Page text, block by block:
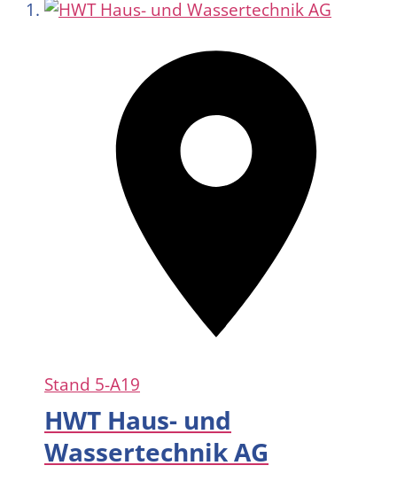
Stand 5-A19
HWT Haus- und
Wassertechnik AG